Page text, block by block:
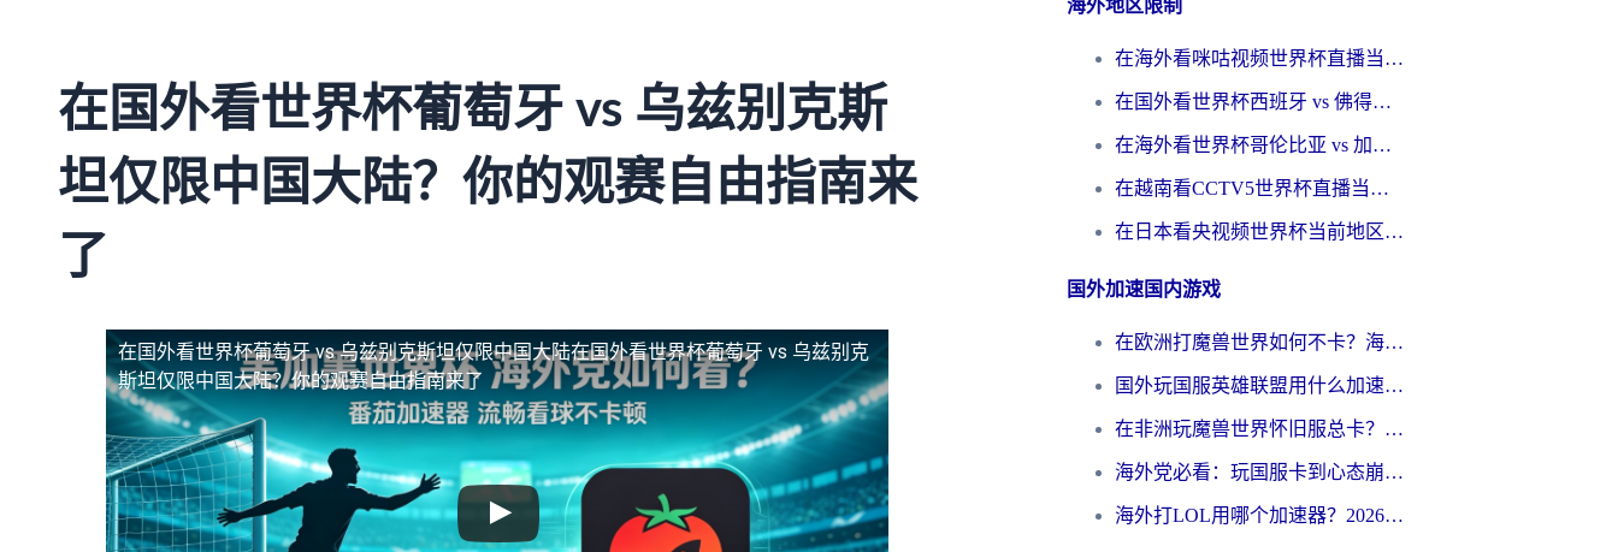
在国外看世界杯葡萄牙 vs 乌兹别克斯
坦仅限中国大陆？你的观赛自由指南来
了
在国外看世界杯葡萄牙 vs 乌兹别克斯坦仅限中国大陆在国外看世界杯葡萄牙 vs 乌兹别克
斯坦仅限中国大陆？你的观赛自由指南来了
海外地区限制
在海外看咪咕视频世界杯直播当前IP受限制？这篇指南帮你搞定所有体育赛事观看难题
在国外看世界杯西班牙 vs 佛得角无法播放？这篇指南帮你解锁所有中文体育直播
在海外看世界杯哥伦比亚 vs 加纳当前IP受限制？这篇指南帮你流畅看中文解说赛事
在越南看CCTV5世界杯直播当前IP受限制？海外党体育观赛终极指南来了
在日本看央视频世界杯当前地区不可播放？海外党体育观赛终极指南
国外加速国内游戏
在欧洲打魔兽世界如何不卡？海外玩家的国服游戏加速终极攻略
国外玩国服英雄联盟用什么加速器好？海外党亲测有效的国服游戏加速指南
在非洲玩魔兽世界怀旧服总卡？别慌，这份指南帮你丝滑开荒
海外党必看：玩国服卡到心态崩？少女前线云图计划加速器免费推荐+碧蓝航线足球世界流畅攻略
海外打LOL用哪个加速器？2026实用指南：从延迟到设备适配，一篇解决你的国服游戏痛点